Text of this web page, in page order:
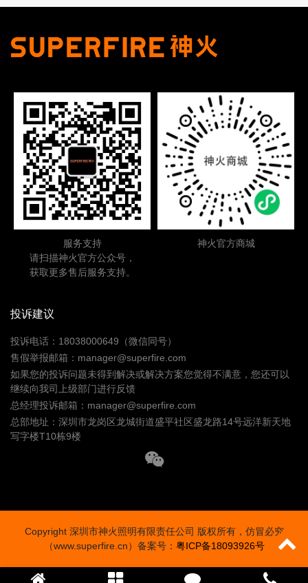
服务支持
请扫描神火官方公众号，
获取更多售后服务支持。
神火官方商城
投诉建议
投诉电话：18038000649（微信同号）
售假举报邮箱：manager@superfire.com
如果您的投诉问题未得到解决或解决方案您觉得不满意，您还可以
继续向我司上级部门进行反馈
总经理投诉邮箱：manager@superfire.com
总部地址：深圳市龙岗区龙城街道盛平社区盛龙路14号远洋新天地
写字楼T10栋9楼
Copyright 深圳市神火照明有限责任公司 版权所有，仿冒必究
（www.superfire.cn）备案号： 粤ICP备18093926号